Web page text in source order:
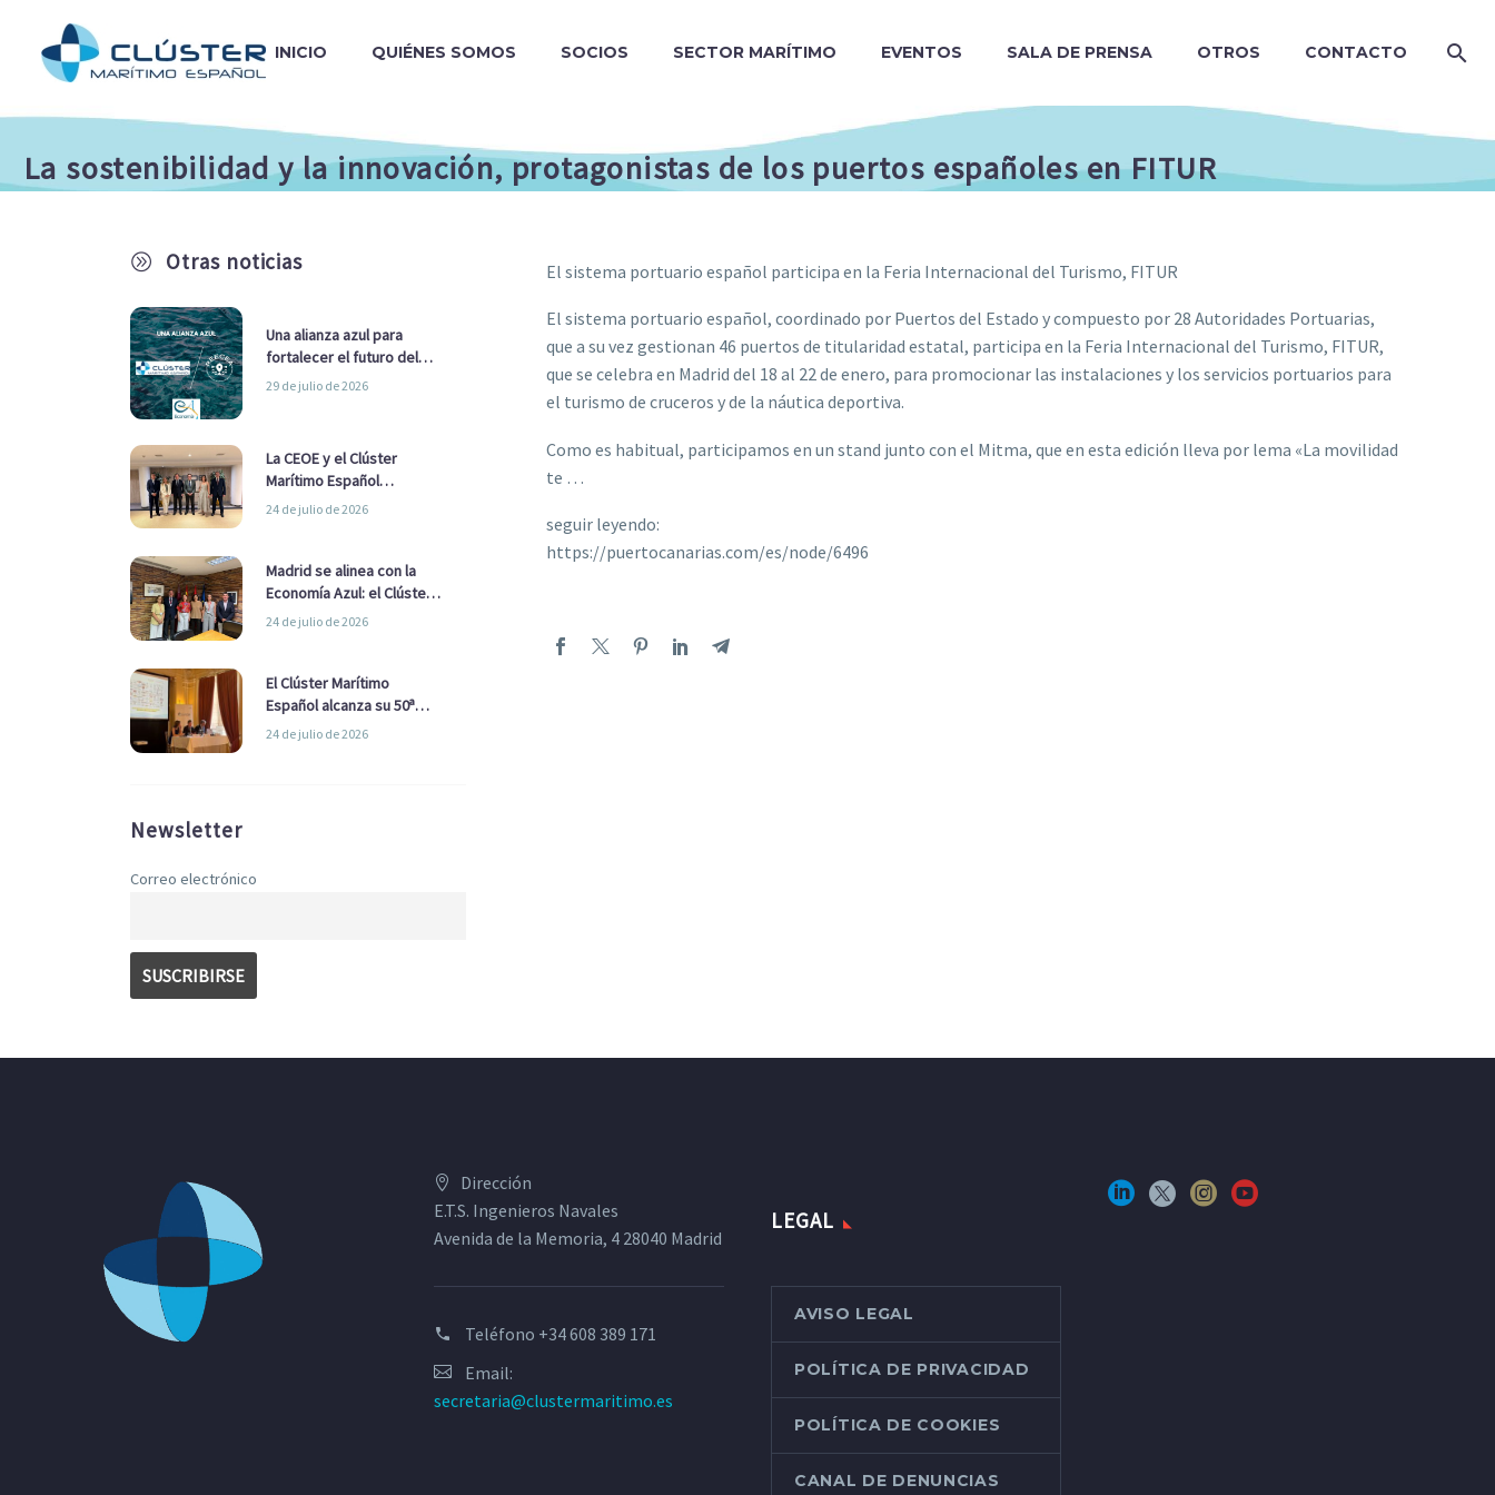
INICIO QUIÉNES SOMOS SOCIOS SECTOR MARÍTIMO EVENTOS SALA DE PRENSA OTROS CONTACTO
La sostenibilidad y la innovación, protagonistas de los puertos españoles en FITUR
A Otras noticias
Una alianza azul para
fortalecer el futuro del
sector marítimo
29 de julio de 2026
La CEOE y el Clúster
Marítimo Español
refuerzan su alianza para
24 de julio de 2026
Madrid se alinea con la
Economía Azul: el Clúster
Marítimo Español y la Real
Ayuntamiento
24 de julio de 2026
El Clúster Marítimo
Español alcanza su 50ª
Asamblea reafirmando su
24 de julio de 2026
Newsletter
Correo electrónico
El sistema portuario español participa en la Feria Internacional del Turismo, FITUR
El sistema portuario español, coordinado por Puertos del Estado y compuesto por 28 Autoridades Portuarias,
que a su vez gestionan 46 puertos de titularidad estatal, participa en la Feria Internacional del Turismo, FITUR,
que se celebra en Madrid del 18 al 22 de enero, para promocionar las instalaciones y los servicios portuarios para
el turismo de cruceros y de la náutica deportiva.
Como es habitual, participamos en un stand junto con el Mitma, que en esta edición lleva por lema «La movilidad
te …
seguir leyendo:
https://puertocanarias.com/es/node/6496
Dirección
E.T.S. Ingenieros Navales
Avenida de la Memoria, 4 28040 Madrid
Teléfono +34 608 389 171
Email:
secretaria@clustermaritimo.es
LEGAL
AVISO LEGAL
POLÍTICA DE PRIVACIDAD
POLÍTICA DE COOKIES
CANAL DE DENUNCIAS